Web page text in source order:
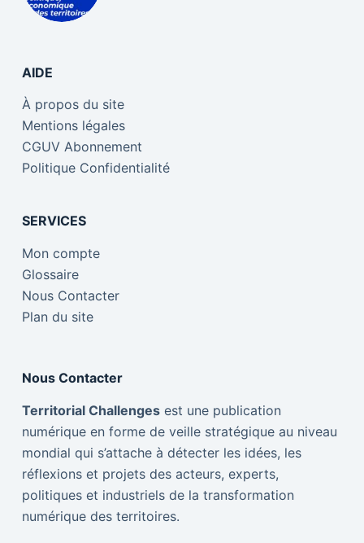
AIDE
À propos du site
Mentions légales
CGUV Abonnement
Politique Confidentialité
SERVICES
Mon compte
Glossaire
Nous Contacter
Plan du site
Nous Contacter
Territorial Challengesest une publication
numérique en forme de veille stratégique au niveau
mondial qui s’attache à détecter les idées, les
réflexions et projets des acteurs, experts,
politiques et industriels de la transformation
numérique des territoires.